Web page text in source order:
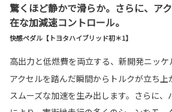
驚くほど静かで滑らか。さらに、ア
在な加減速コントロール。
快感ペダル【トヨタハイブリッド初＊1】
高出力と低燃費を両立する、新開発ニッ
アクセルを踏んだ瞬間からトルクが立ち上
スムーズな加速を生み出します。さらに